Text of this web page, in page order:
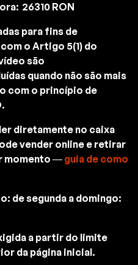
26310 RON
para fins de
o Artigo 5(1) do
são
quando não são mais
com o princípio de
diretamente no caixa
vender online e retirar
momento — guia de como
de segunda a domingo:
a partir do limite
da página inicial.